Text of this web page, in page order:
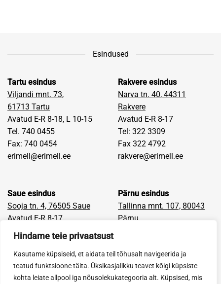
Hindame teie privaatsust
Kasutame küpsiseid, et aidata teil tõhusalt navigeerida ja
teatud funktsioone täita. Üksikasjalikku teavet kõigi küpsiste
kohta leiate allpool iga nõusolekukategooria alt. Küpsised, mis
Esindused
Tartu esindus
Viljandi mnt. 73,
61713 Tartu
Avatud E-R 8-18, L 10-15
Tel. 740 0455
Fax: 740 0454
erimell@erimell.ee
Rakvere esindus
Narva tn. 40, 44311
Rakvere
Avatud E-R 8-17
Tel: 322 3309
Fax 322 4792
rakvere@erimell.ee
Saue esindus
Sooja tn. 4, 76505 Saue
Avatud E-R 8-17
Tel: 670 9400
saue@erimell.ee
Pärnu esindus
Tallinna mnt. 107, 80043
Pärnu
Fax: 442 9681
parnu@erimell.ee